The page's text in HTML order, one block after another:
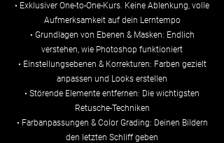
• Exklusiver One-to-One-Kurs. Keine Ablenkung, volle
Aufmerksamkeit auf dein Lerntempo
• Grundlagen von Ebenen & Masken: Endlich
verstehen, wie Photoshop funktioniert
• Einstellungsebenen & Korrekturen: Farben gezielt
anpassen und Looks erstellen
• Störende Elemente entfernen: Die wichtigsten
Retusche-Techniken
• Farbanpassungen & Color Grading: Deinen Bildern
den letzten Schliff geben